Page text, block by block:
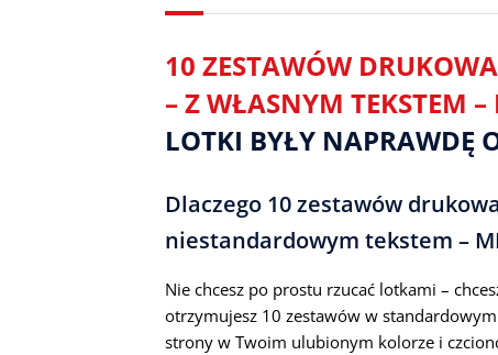
10 ZESTAWÓW
– Z WŁASNYM TEKSTEM
LOTKI BYŁY NAPRAWDĘ
Dlaczego 10 zestawów
niestandardowym tekstem –
Nie chcesz po prostu rzucać lotkami –
otrzymujesz 10 zestawów w
strony w Twoim ulubionym kolorze i